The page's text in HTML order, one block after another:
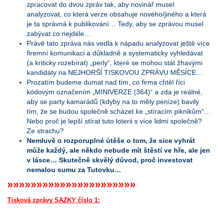
zpracovat do dvou zpráv tak, aby novinář musel
analyzovat, co která verze obsahuje nového/jiného a která
je ta správná k publikování… Tedy, aby se zprávou musel
zabývat co nejdéle…
Právě tato zpráva nás vedla k nápadu analyzovat ještě více
firemní komunikaci a důkladně a systematicky vyhledávat
(a kriticky rozebírat) „perly“, které se mohou stát žhavými
kandidáty na NEJHORŠÍ TISKOVOU ZPRÁVU MĚSÍCE…
Prozatím budeme dumat nad tím, co firma chtěl říci
kódovým označením „MINIVERZE (364)“ a zda je reálné,
aby se party kamarádů (kdyby na to měly peníze) bavily
tím, že se budou společně scházet ke „stíracím piknikům“…
Nebo proč je lepší stírat tuto loterii s více lidmi společně?
Ze strachu?
Nemluvě o rozporuplné útěše o tom, že sice vyhrát
může každý, ale někdo nebude mít štěstí ve hře, ale jen
v lásce… Skutečně skvělý důvod, proč investovat
nemalou sumu za Tutovku…
»»»»»»»»»»»»»»»»»»»»»»
Tisková zprávy SAZKY číslo 1: